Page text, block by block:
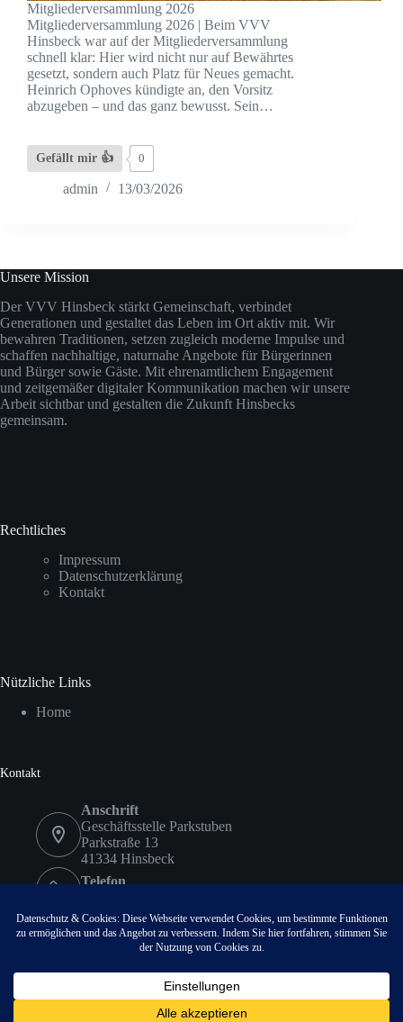
Mitgliederversammlung 2026
Mitgliederversammlung 2026 | Beim VVV
Hinsbeck war auf der Mitgliederversammlung
schnell klar: Hier wird nicht nur auf Bewährtes
gesetzt, sondern auch Platz für Neues gemacht.
Heinrich Ophoves kündigte an, den Vorsitz
abzugeben – und das ganz bewusst. Sein…
Gefällt mir 👍 0
admin 13/03/2026
Unsere Mission
Der VVV Hinsbeck stärkt Gemeinschaft, verbindet
Generationen und gestaltet das Leben im Ort aktiv mit. Wir
bewahren Traditionen, setzen zugleich moderne Impulse und
schaffen nachhaltige, naturnahe Angebote für Bürgerinnen
und Bürger sowie Gäste. Mit ehrenamtlichem Engagement
und zeitgemäßer digitaler Kommunikation machen wir unsere
Arbeit sichtbar und gestalten die Zukunft Hinsbecks
gemeinsam.
Rechtliches
Impressum
Datenschutzerklärung
Kontakt
Nützliche Links
Home
Kontakt
Anschrift
Geschäftsstelle Parkstuben
Parkstraße 13
41334 Hinsbeck
Telefon
Fax
02153 9578418
Email:
info@vvvhinsbeck.de
Copyright © 2026 - VVV Hinsbeck. Proudly Hosted by